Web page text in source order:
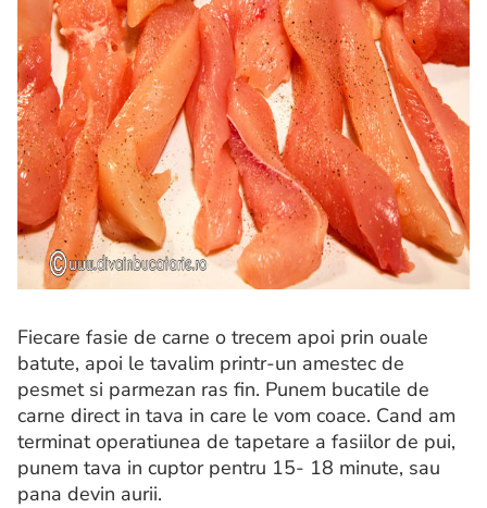
Fiecare fasie de carne o trecem apoi prin ouale
batute, apoi le tavalim printr-un amestec de
pesmet si parmezan ras fin. Punem bucatile de
carne direct in tava in care le vom coace. Cand am
terminat operatiunea de tapetare a fasiilor de pui,
punem tava in cuptor pentru 15- 18 minute, sau
pana devin aurii.